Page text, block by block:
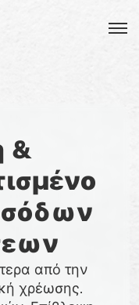
&
από την
χρέωσης.